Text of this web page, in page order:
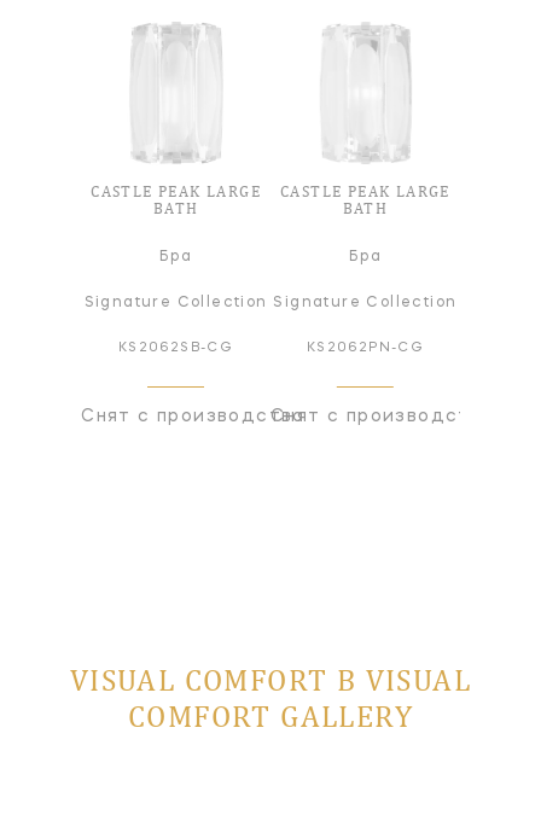
CASTLE PEAK LARGE
BATH
Бра
Signature Collection
KS2062SB-CG
Снят с производства
CASTLE PEAK LARGE
BATH
Бра
Signature Collection
KS2062PN-CG
Снят с производства
VISUAL COMFORT В VISUAL
COMFORT GALLERY